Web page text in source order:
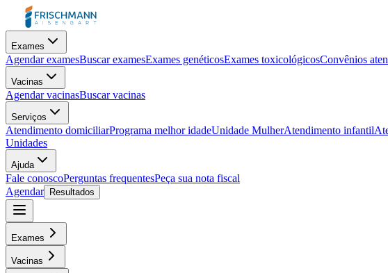
Exames
Agendar examesBuscar examesExames genéticosExames toxicológicosConvênios
Vacinas
Agendar vacinasBuscar vacinas
Serviços
Atendimento domiciliarPrograma melhor idadeUnidade MulherAtendimento infantil
Unidades
Ajuda
Fale conoscoPerguntas frequentesPeça sua nota fiscal
Agendar
Resultados
Exames
Vacinas